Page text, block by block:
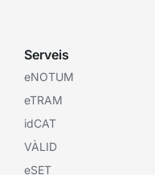
Serveis
eNOTUM
eTRAM
idCAT
VÀLID
eSET